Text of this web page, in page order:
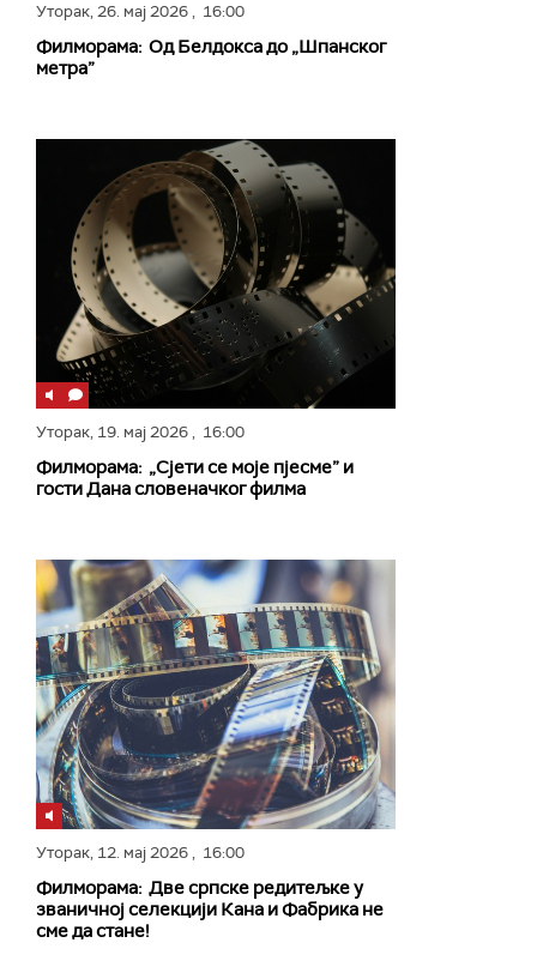
Уторак,26. мај 2026, 16:00
Филморама: Од Белдокса до „Шпанског
метра”
Уторак, 19. мај 2026, 16:00
Филморама: „Сјети се моје пјесме” и
гости Дана словеначког филма
Уторак, 12. мај 2026, 16:00
Филморама: Две српске редитељке у
званичној селекцији Кана и Фабрика не
сме да стане!